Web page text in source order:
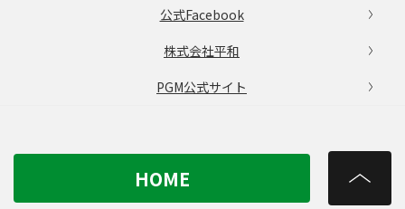
公式Facebook
株式会社平和
PGM公式サイト
HOME